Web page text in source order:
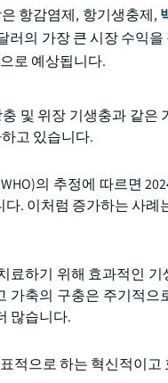
항감염제, 항기생충제,
러의 가장 큰 시장 수익
로 예상됩니다.
및 위장 기생충과 같
고 있습니다.
의 추정에 따르면
. 이처럼 증가하는 사
료하기 위해 효과적인
가축의 구충은 주기적
많습니다.
적으로 하는 혁신적이